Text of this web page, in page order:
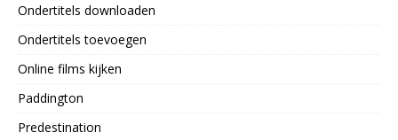
Ondertitels downloaden
Ondertitels toevoegen
Online films kijken
Paddington
Predestination